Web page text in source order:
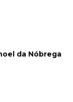
da Nóbrega